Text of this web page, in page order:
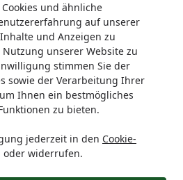
und ähnliche
auf unserer
und Anzeigen zu
unserer Website zu
stimmen Sie der
sowie der Verarbeitung Ihrer
Ihnen ein bestmögliches
zu bieten.
jederzeit in den Cookie-
oder widerrufen.